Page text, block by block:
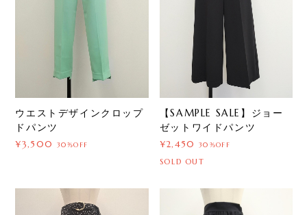
ウエストデザインクロップ
ドパンツ
¥3,500 30%OFF
【SAMPLE SALE】ジョー
ゼットワイドパンツ
¥2,450 30%OFF
SOLD OUT